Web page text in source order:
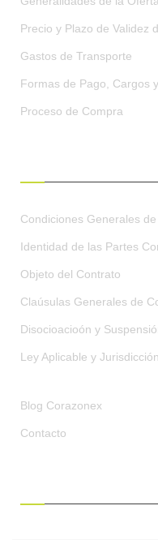
Precio y Plazo de Validez
Gastos de Transporte
Formas de Pago, Cargos
Proceso de Compra
Condiciones Generales
Identidad de las Partes
Objeto del Contrato
Claúsulas Generales de
Disocioacioón y
Ley Aplicable y Jurisdicción
Blog Corazonex
Contacto